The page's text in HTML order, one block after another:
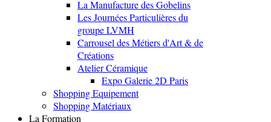
La Manufacture des Gobelins
Les Journées Particulières du
groupe LVMH
Carrousel des Métiers d'Art & de
Créations
Atelier Céramique
Expo Galerie 2D Paris
Shopping Equipement
Shopping Matériaux
La Formation